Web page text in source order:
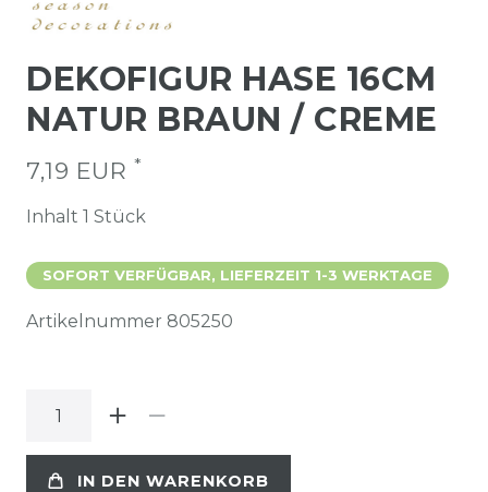
DEKOFIGUR HASE 16CM
NATUR BRAUN / CREME
7,19 EUR *
Inhalt 1 Stück
SOFORT VERFÜGBAR, LIEFERZEIT 1-3 WERKTAGE
Artikelnummer 805250
IN DEN WARENKORB